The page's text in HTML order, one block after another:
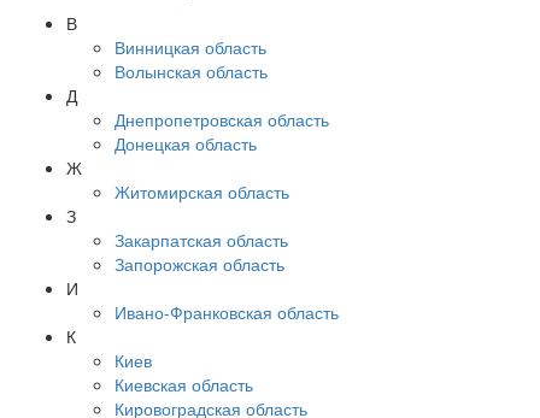
В
Винницкая область
Волынская область
Д
Днепропетровская область
Донецкая область
Ж
Житомирская область
З
Закарпатская область
Запорожская область
И
Ивано-Франковская область
К
Киев
Киевская область
Кировоградская область